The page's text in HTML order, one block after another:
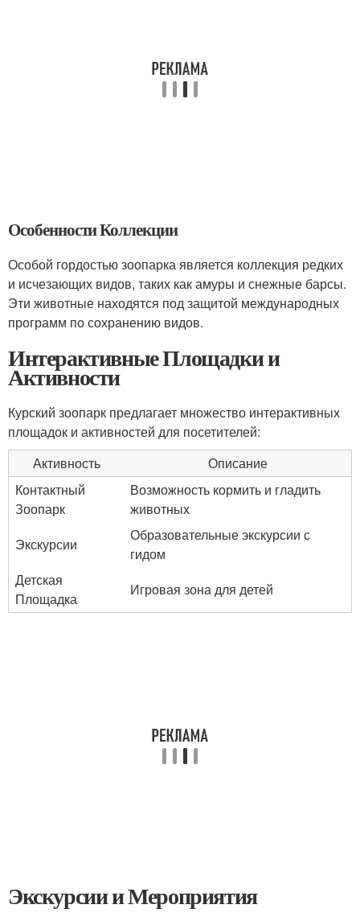
Особенности Коллекции
Особой гордостью зоопарка является коллекция редких
и исчезающих видов, таких как амуры и снежные барсы.
Эти животные находятся под защитой международных
программ по сохранению видов.
Интерактивные Площадки и
Активности
Курский зоопарк предлагает множество интерактивных
площадок и активностей для посетителей:
Активность
Описание
Контактный
Зоопарк
Возможность кормить и гладить
животных
Экскурсии
Образовательные экскурсии с
гидом
Детская
Площадка
Игровая зона для детей
Экскурсии и Мероприятия